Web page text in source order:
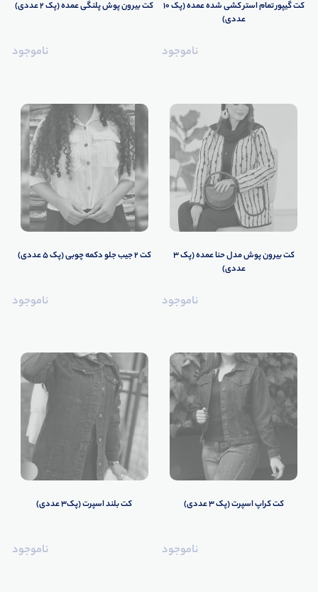
تاپ عمده تیشرت عمده بلوز عمده هودی عمده ست
کت گیپور تمام استر کشی شده عمده (پک 10
عددی)
ناموجود
کت بیرون پوش پلنگی عمده (پک 2 عددی)
ناموجود
کت بیرون پوش مدل حنا عمده (پک 3
عددی)
ناموجود
کت ۲ جیب جلو دکمه چوبی (پک 5 عددی)
ناموجود
کت کراپ اسپرت (پک 3 عددی)
ناموجود
کت بلند اسپرت (پک3 عددی)
ناموجود